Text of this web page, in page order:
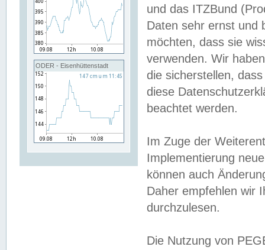
ODER - Eisenhüttenstadt
und das ITZBund
Daten sehr ernst und
möchten, dass sie
verwenden. Wir
die sicherstellen,
diese
beachtet werden.
Im Zuge der
Implementierung
können auch
Daher empfehlen wir
durchzulesen.
Die Nutzung von